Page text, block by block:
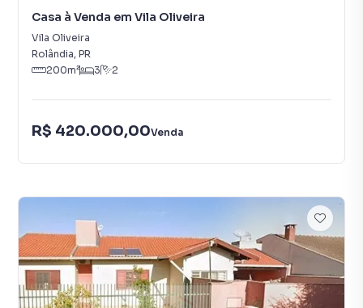
Casa à Venda em Vila Oliveira
Vila Oliveira
Rolândia, PR
200m² 3 2
R$ 420.000,00Venda